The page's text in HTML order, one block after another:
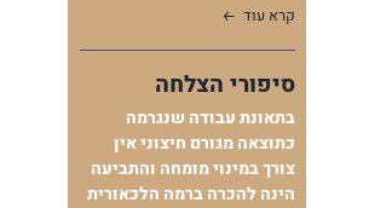
קרא עוד
סיפורי הצלחה
בתאונת עבודה שנגרמה
כתוצאה מגורם חיצוני אין
צורך במינוי מומחה והתביעה
הינה להכרה ברמה הלכאורית